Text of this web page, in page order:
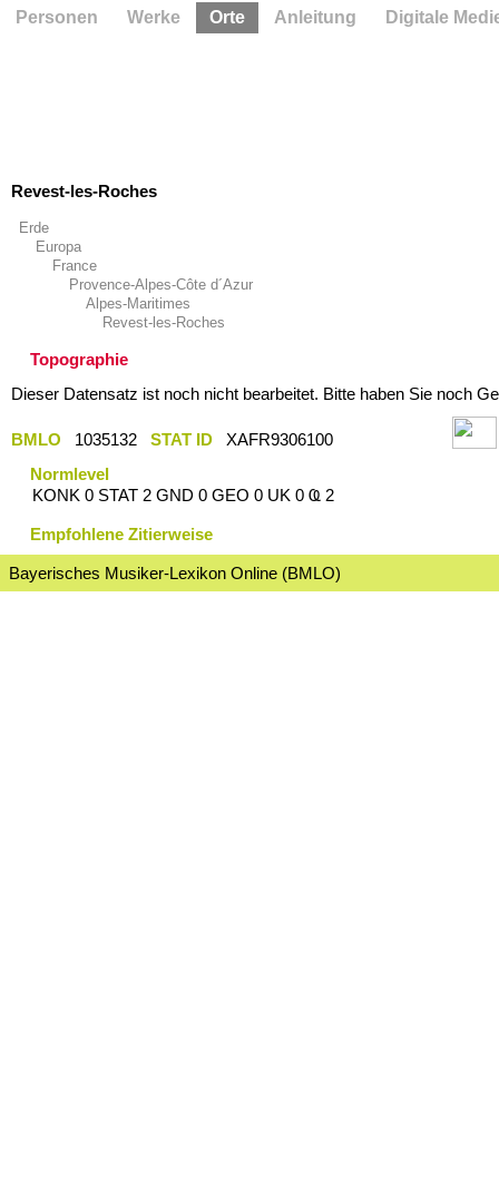
Revest-les-Roches
Erde
Europa
France
Provence-Alpes-Côte d´Azur
Alpes-Maritimes
Revest-les-Roches
Topographie
Dieser Datensatz ist noch nicht bearbeitet. Bitte haben Sie noch
BMLO 1035132 STAT ID
XAFR9306100
Normlevel
KONK 0 STAT 2 GND 0 GEO 0 UK 0 Ҩ 2
Empfohlene Zitierweise
Bayerisches Musiker-Lexikon Online (BMLO)
Personen Werke Orte Anleitung Digitale